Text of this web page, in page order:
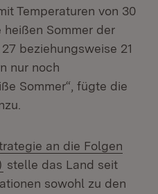
Temperaturen von 30
heißen Sommer der
beziehungsweise 21
nur noch
Sommer“, fügte die
an die Folgen
(Öffnet in neuem Fenster)
stelle das Land seit
sowohl zu den